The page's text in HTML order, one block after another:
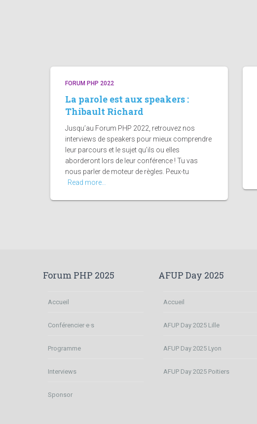
FORUM PHP 2022
La parole est aux speakers :
Thibault Richard
Jusqu’au Forum PHP 2022, retrouvez nos
interviews de speakers pour mieux comprendre
leur parcours et le sujet qu’ils ou elles
aborderont lors de leur conférence ! Tu vas
nous parler de moteur de règles. Peux-tu
Read more…
Forum PHP 2025
Accueil
Conférencier·e·s
Programme
Interviews
Sponsor
AFUP Day 2025
Accueil
AFUP Day 2025 Lille
AFUP Day 2025 Lyon
AFUP Day 2025 Poitiers